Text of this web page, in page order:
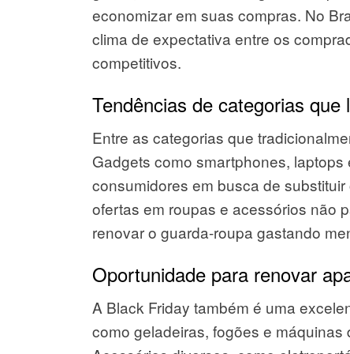
economizar em suas compras. No
clima de expectativa entre os
competitivos.
Tendências de categorias que
Entre as categorias que
Gadgets como smartphones,
consumidores em busca de
ofertas em roupas e acessórios não
renovar o guarda-roupa gastando
Oportunidade para renovar
A Black Friday também é uma
como geladeiras, fogões e